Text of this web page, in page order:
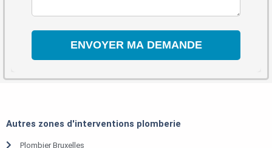
Autres zones d'interventions plomberie
Plombier Bruxelles